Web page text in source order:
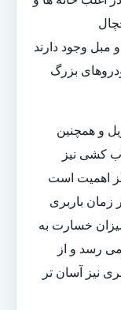
مبل وجود دارند
بزرگ
و همچنین
کشی نیز
اهمیت است
زمان باربری
خسارت به
رسد و از
نیز آسان تر